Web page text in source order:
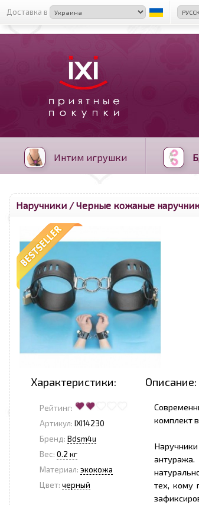
Доставка в
Интим игрушки
Наручники / Черные кожаные
Характеристики: Описание:
Рейтинг:
Артикул: IXI14230
Бренд: Bdsm4u
Вес: 0.2 кг
Материал: экокожа
Цвет: черный
комплект
тех, кому
<